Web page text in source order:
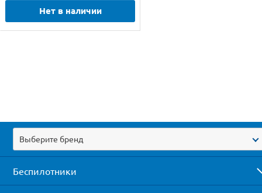
Нет в наличии
Выберите бренд
Беспилотники